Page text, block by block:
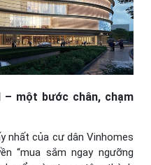
– một bước chân, chạm
nhất của cư dân Vinhomes
“mua sắm ngay ngưỡng